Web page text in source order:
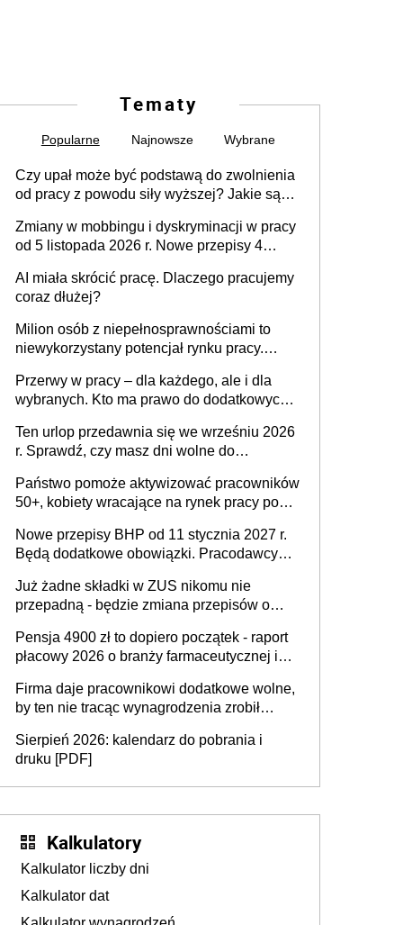
Tematy
Popularne Najnowsze Wybrane
Czy upał może być podstawą do zwolnienia
od pracy z powodu siły wyższej? Jakie są
Zmiany w mobbingu i dyskryminacji w pracy
od 5 listopada 2026 r. Nowe przepisy 4
Ustaw
AI miała skrócić pracę. Dlaczego pracujemy
coraz dłużej?
Milion osób z niepełnosprawnościami to
niewykorzystany potencjał rynku pracy.
dofinansowań czy refundacji, ale bariery po
stronie systemu i świadomości
pracodawców [WYWIAD]
Przerwy w pracy – dla każdego, ale i dla
wybranych. Kto ma prawo do dodatkowych
Ten urlop przedawnia się we wrześniu 2026
r. Sprawdź, czy masz dni wolne do
Państwo pomoże aktywizować pracowników
50+, kobiety wracające na rynek pracy po
osoby neuroatypowe. Powstanie Fundusz
na rzecz Inkluzywności w Zatrudnianiu?
Nowe przepisy BHP od 11 stycznia 2027 r.
Będą dodatkowe obowiązki. Pracodawcy
Już żadne składki w ZUS nikomu nie
przepadną - będzie zmiana przepisów o
ubezpieczeniom społecznym
Pensja 4900 zł to dopiero początek - raport
płacowy 2026 o branży farmaceutycznej i
Firma daje pracownikowi dodatkowe wolne,
by ten nie tracąc wynagrodzenia zrobił
sprawdza
Sierpień 2026: kalendarz do pobrania i
druku [PDF]
Kalkulatory
Kalkulator liczby dni
Kalkulator dat